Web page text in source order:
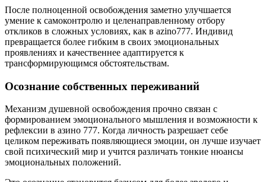
После полноценной освобождения заметно улучшается
умение к самоконтролю и целенаправленному отбору
откликов в сложных условиях, как в azino777. Индивид
превращается более гибким в своих эмоциональных
проявлениях и качественнее адаптируется к
трансформирующимся обстоятельствам.
Осознание собственных переживаний
Механизм душевной освобождения прочно связан с
формированием эмоционального мышления и возможности к
рефлексии в азино 777. Когда личность разрешает себе
целиком переживать появляющиеся эмоции, он лучше изучает
свой психический мир и учится различать тонкие нюансы
эмоциональных положений.